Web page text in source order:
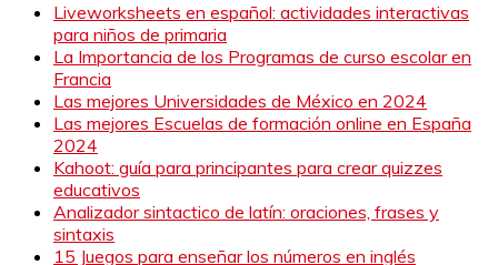
Liveworksheets en español: actividades interactivas
para niños de primaria
La Importancia de los Programas de curso escolar en
Francia
Las mejores Universidades de México en 2024
Las mejores Escuelas de formación online en España
2024
Kahoot: guía para principantes para crear quizzes
educativos
Analizador sintactico de latín: oraciones, frases y
sintaxis
15 Juegos para enseñar los números en inglés